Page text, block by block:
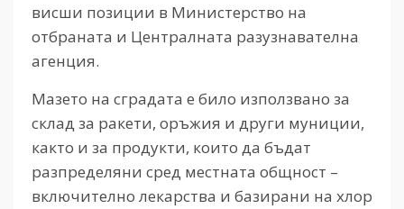
висши позиции в Министерство на
отбраната и Централната разузнавателна
агенция.
Мазето на сградата е било използвано за
склад за ракети, оръжия и други муниции,
както и за продукти, които да бъдат
разпределяни сред местната общност –
включително лекарства и базирани на хлор